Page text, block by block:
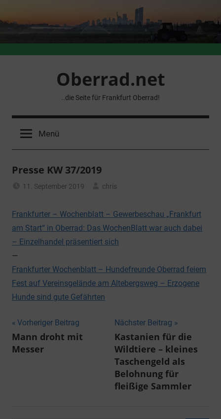
Inhalt
springen
Oberrad.net
..die Seite für Frankfurt Oberrad!
Menü
Presse KW 37/2019
11. September 2019
chris
Frankfurter – Wochenblatt – Gewerbeschau „Frankfurt
am Start“ in Oberrad: Das WochenBlatt war auch dabei
– Einzelhandel präsentiert sich
—
Frankfurter Wochenblatt – Hundefreunde Oberrad feiern
Fest auf Vereinsgelände am Altebergsweg – Erzogene
Hunde sind gute Gefährten
Beitragsnavigation
Vorheriger Beitrag
Mann droht mit
Messer
Nächster Beitrag
Kastanien für die
Wildtiere – kleines
Taschengeld als
Belohnung für
fleißige Sammler